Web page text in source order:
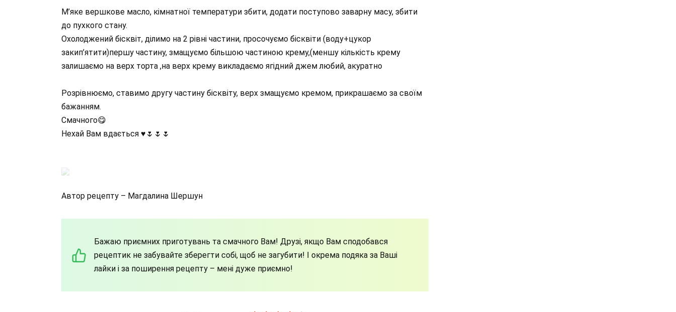
М’яке вершкове масло, кімнатної температури збити, додати поступово заварну масу, збити
до пухкого стану.
Охолоджений бісквіт, ділимо на 2 рівні частини, просочуємо бісквіти (воду+цукор
закип’ятити)першу частину, змащуємо більшою частиною крему,(меншу кількість крему
залишаємо на верх торта ,на верх крему викладаємо ягідний джем любий, акуратно
Розрівнюємо, ставимо другу частину бісквіту, верх змащуємо кремом, прикрашаємо за своїм
бажанням.
Смачного😋
Нехай Вам вдається ♥️🌷🌷🌷
Автор рецепту – Магдалина Шершун
Бажаю приємних приготувань та смачного Вам! Друзі, якщо Вам сподобався
рецептик не забувайте зберегти собі, щоб не загубити! І окрема подяка за Ваші
лайки і за поширення рецепту – мені дуже приємно!